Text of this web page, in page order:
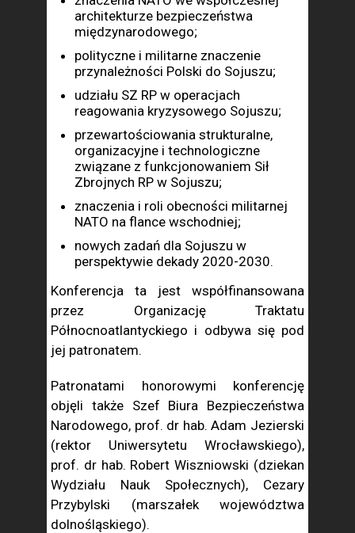
architekturze bezpieczeństwa
międzynarodowego;
polityczne i militarne znaczenie
przynależności Polski do Sojuszu;
udziału SZ RP w operacjach
reagowania kryzysowego Sojuszu;
przewartościowania strukturalne,
organizacyjne i technologiczne
związane z funkcjonowaniem Sił
Zbrojnych RP w Sojuszu;
znaczenia i roli obecności militarnej
NATO na flance wschodniej;
nowych zadań dla Sojuszu w
perspektywie dekady 2020-2030.
Konferencja ta jest współfinansowana
przez Organizację Traktatu
Północnoatlantyckiego i odbywa się pod
jej patronatem.
Patronatami honorowymi konferencję
objęli także Szef Biura Bezpieczeństwa
Narodowego, prof. dr hab. Adam Jezierski
(rektor Uniwersytetu Wrocławskiego),
prof. dr hab. Robert Wiszniowski (dziekan
Wydziału Nauk Społecznych), Cezary
Przybylski (marszałek województwa
dolnośląskiego).